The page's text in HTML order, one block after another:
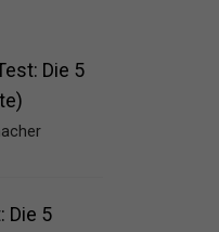
Die 5
Die 5